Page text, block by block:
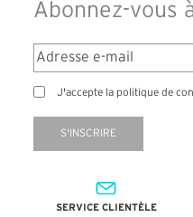
Abonnez-vous
J'accepte la politique de
S'INSCRIRE
SERVICE CLIENTÈLE